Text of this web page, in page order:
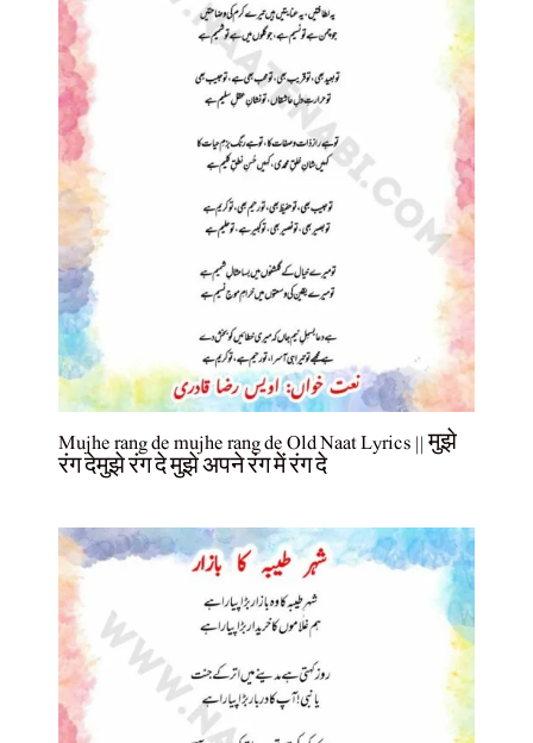
Mujhe rang de mujhe rang de Old Naat Lyrics || मुझे
रंग देमुझे रंग दे मुझे अपने रंग में रंग दे